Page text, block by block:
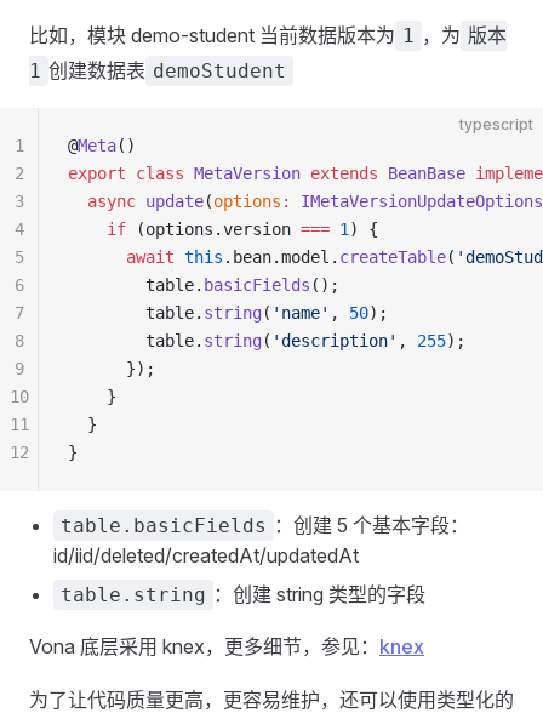
比如，模块 demo-student 当前数据版本为 1 ，为 版本
1 创建数据表 demoStudent
typescript
@Meta()
export class MetaVersion extends BeanBase
  async
update(options :
IMetaVersionUpdateOptions
    if
(options.version === 1 ) {
      await
this .bean.model. createTable(
        table.
basicFields ();
        table.
string ( 'name' , 50);
        table.
string ( 'description' , 255);
      });
    }
  }
}
1
2
3
4
5
6
7
8
9
10
11
12
table.basicFields ：创建 5 个基本字段：
id/iid/deleted/createdAt/updatedAt
table.string ：创建 string 类型的字段
Vona 底层采用 knex，更多细节，参见： knex
为了让代码质量更高，更容易维护，还可以使用类型化的